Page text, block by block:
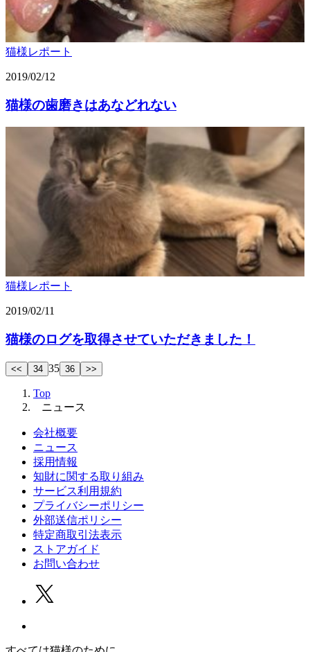
猫様レポート
2019/02/12
猫様の歯磨きはあなどれない
猫様レポート
2019/02/11
猫様のログを取得させていただきました！
<< 34 35 36 >>
Top
ニュース
会社概要
ニュース
採用情報
知財に関する取り組み
サービス利用規約
プライバシーポリシー
外部送信ポリシー
特定商取引法表示
ストアガイド
お問い合わせ